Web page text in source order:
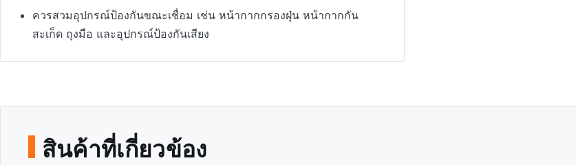
ควรสวมอุปกรณ์ป้องกันขณะเชื่อม เช่น หน้ากากกรองฝุ่น หน้ากากกัน
สะเก็ด ถุงมือ และอุปกรณ์ป้องกันเสียง
สินค้าที่เกี่ยวข้อง